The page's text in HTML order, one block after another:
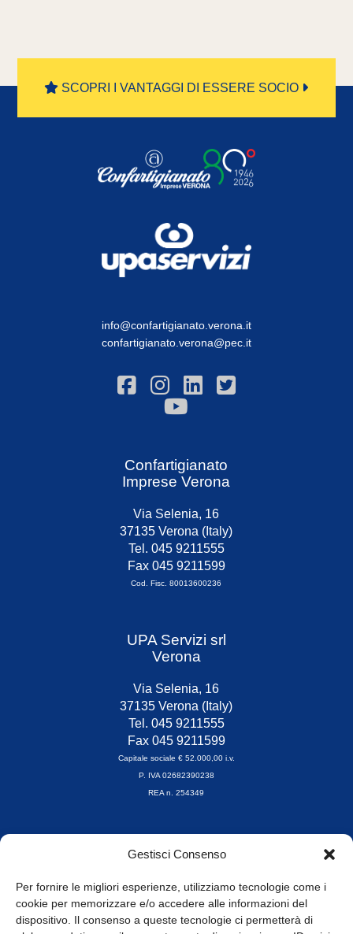
Gestisci Consenso
Per fornire le migliori esperienze, utilizziamo tecnologie come i
cookie per memorizzare e/o accedere alle informazioni del
dispositivo. Il consenso a queste tecnologie ci permetterà di
SCOPRI I VANTAGGI DI ESSERE SOCIO
info@confartigianato.verona.it
confartigianato.verona@pec.it
Confartigianato
Imprese Verona
Via Selenia, 16
37135 Verona (Italy)
Tel. 045 9211555
Fax 045 9211599
Cod. Fisc. 80013600236
UPA Servizi srl
Verona
Via Selenia, 16
37135 Verona (Italy)
Tel. 045 9211555
Fax 045 9211599
Capitale sociale € 52.000,00 i.v.
P. IVA 02682390238
REA n. 254349
Orari di apertura
8.30-13.00 / 14.00-17.30
Whistleblowing